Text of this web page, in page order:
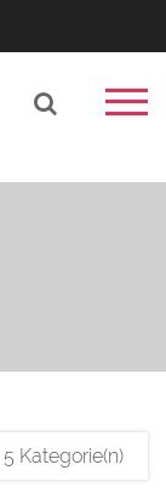
5 Kategorie(n)